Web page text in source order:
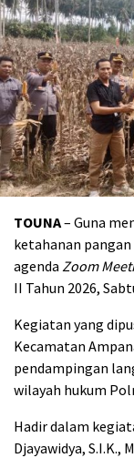
TOUNA– Guna
ketahanan
agenda Zoom
II Tahun 2026,
Kegiatan yang
Kecamatan
pendampingan
wilayah hukum
Hadir dalam
Djayawidya, S.I.K.,